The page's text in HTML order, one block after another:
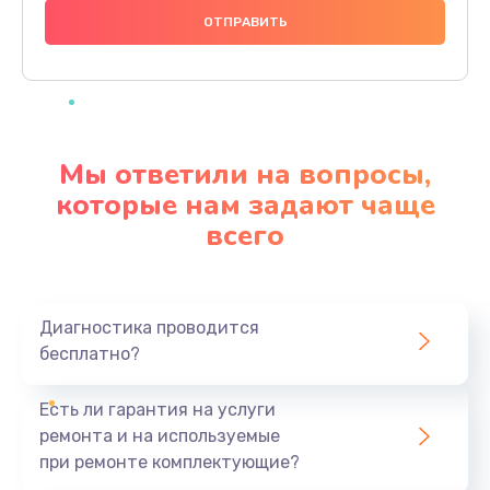
1000 руб.
Заказать
Профилактическая чистка
Заказать
Мы ответили на вопросы,
которые нам задают чаще
всего
Диагностика проводится
бесплатно?
Есть ли гарантия на услуги
ремонта и на используемые
при ремонте комплектующие?